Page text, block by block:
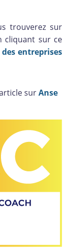
trouverez sur
cliquant sur ce
entreprises
surAnse